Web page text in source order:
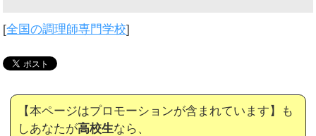
[全国の調理師専門学校]
【本ページはプロモーションが含まれています】も
しあなたが高校生なら、